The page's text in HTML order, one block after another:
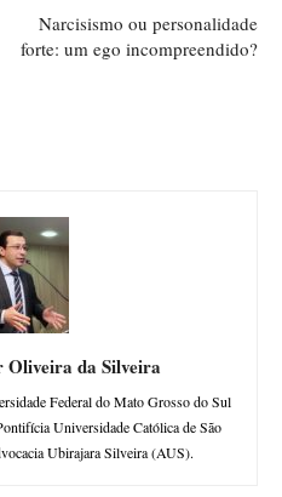
Narcisismo ou personalidade
forte: um ego incompreendido?
da Silveira
Federal do Mato Grosso do Sul
Universidade Católica de São
Ubirajara Silveira (AUS).